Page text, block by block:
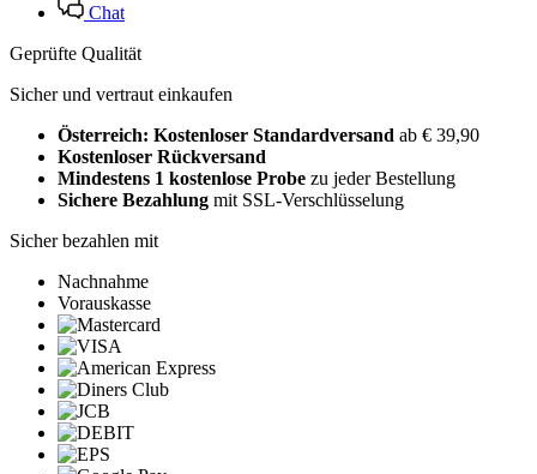
Chat
Geprüfte Qualität
Sicher und vertraut einkaufen
Österreich: Kostenloser Standardversand ab € 39,90
Kostenloser Rückversand
Mindestens 1 kostenlose Probe zu jeder Bestellung
Sichere Bezahlung mit SSL-Verschlüsselung
Sicher bezahlen mit
Nachnahme
Vorauskasse